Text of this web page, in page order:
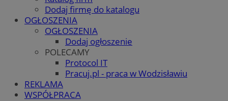
Dodaj firmę do katalogu
OGŁOSZENIA
OGŁOSZENIA
Dodaj ogłoszenie
POLECAMY
Protocol IT
Pracuj.pl - praca w Wodzisławiu
REKLAMA
WSPÓŁPRACA